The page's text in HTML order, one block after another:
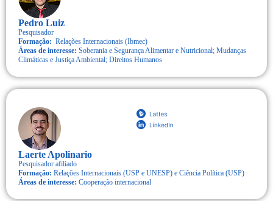
Pedro Luiz
Pesquisador
Formação: Relações Internacionais (Ibmec)
Áreas de interesse: Soberania e Segurança Alimentar e Nutricional; Mudanças
Climáticas e Justiça Ambiental; Direitos Humanos
Laerte Apolinario
Pesquisador afiliado
Formação: Relações Internacionais (USP e UNESP) e Ciência Política (USP)
Áreas de interesse: Cooperação internacional